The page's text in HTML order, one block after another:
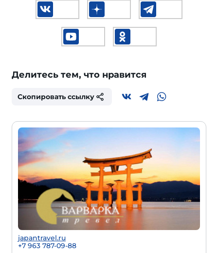
Делитесь тем, что нравится
Скопировать ссылку
japantravel.ru
+7 963 787-09-88